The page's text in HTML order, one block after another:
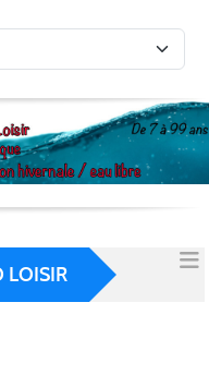
LOISIR